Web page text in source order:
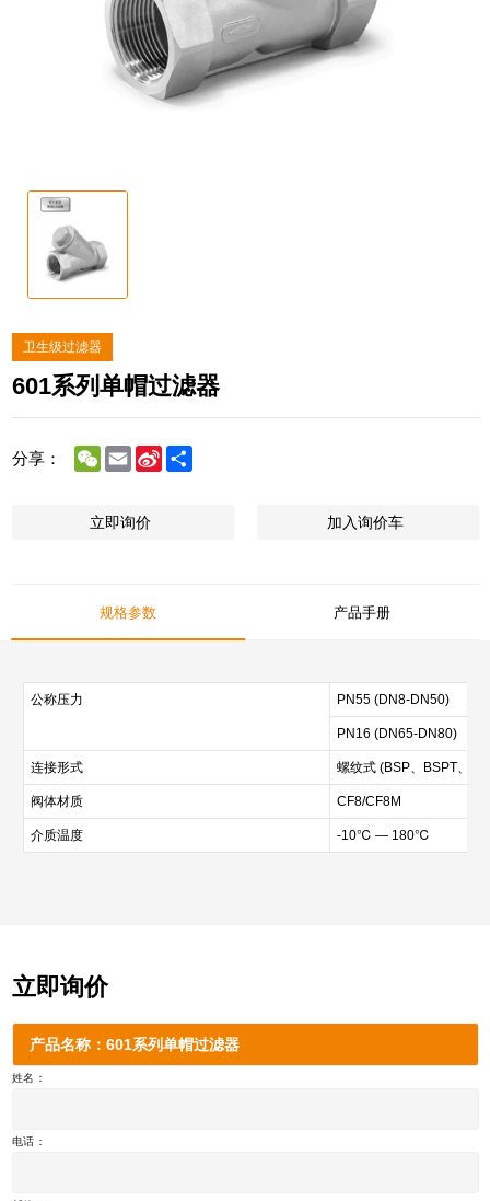
卫生级过滤器
601系列单帽过滤器
分享： WeChat
Email Sina
Weibo
立即询价 加入询价车
规格参数 产品手册
公称压力 PN55 (DN8-DN50)
PN16 (DN65-DN80)
连接形式 螺纹式 (BSP、BSPT、
阀体材质 CF8/CF8M
介质温度 -10℃ — 180℃
立即询价
产品名称：601系列单帽过滤器
姓名：
电话：